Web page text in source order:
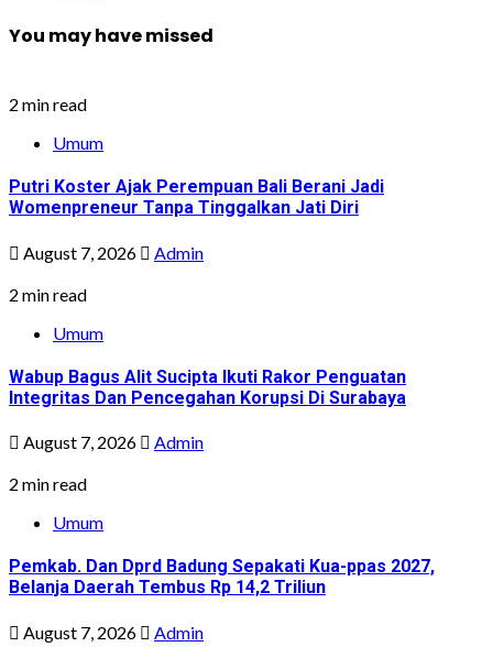
You may have missed
2 min read
Umum
Putri Koster Ajak Perempuan Bali Berani Jadi
Womenpreneur Tanpa Tinggalkan Jati Diri
August 7, 2026
Admin
2 min read
Umum
Wabup Bagus Alit Sucipta Ikuti Rakor Penguatan
Integritas Dan Pencegahan Korupsi Di Surabaya
August 7, 2026
Admin
2 min read
Umum
Pemkab. Dan Dprd Badung Sepakati Kua-ppas 2027,
Belanja Daerah Tembus Rp 14,2 Triliun
August 7, 2026 Admin